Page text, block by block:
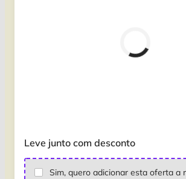
Leve junto com desconto
Sim, quero adicionar esta oferta a